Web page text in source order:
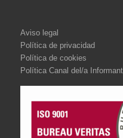
Aviso legal
Política de privacidad
Política de cookies
Política Canal del/a